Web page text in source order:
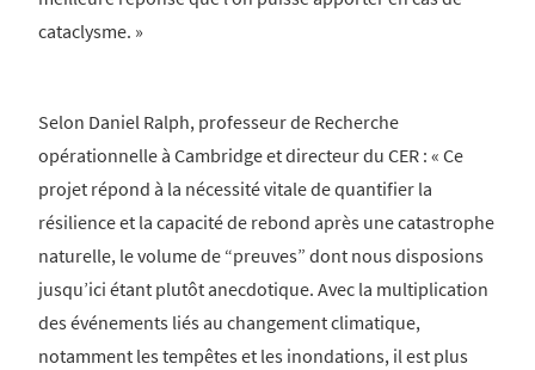
cataclysme. »
Selon Daniel Ralph, professeur de Recherche
opérationnelle à Cambridge et directeur du CER : « Ce
projet répond à la nécessité vitale de quantifier la
résilience et la capacité de rebond après une catastrophe
naturelle, le volume de “preuves” dont nous disposions
jusqu’ici étant plutôt anecdotique. Avec la multiplication
des événements liés au changement climatique,
notamment les tempêtes et les inondations, il est plus